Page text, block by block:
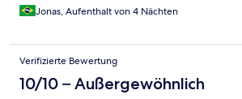
Jonas, Aufenthalt von 4 Nächten
Verifizierte Bewertung
10/10 – Außergewöhnlich